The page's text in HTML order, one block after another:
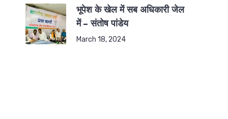
भूपेश के खेल में सब अधिकारी जेल
में – संतोष पांडेय
March 18, 2024